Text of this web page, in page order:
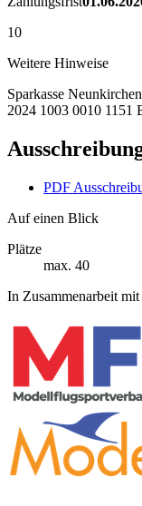
10
Weitere Hinweise
Sparkasse
2024 1003 0010 1151
PDF
Auf einen Blick
Plätze
max. 40
In Zusammenarbeit mit